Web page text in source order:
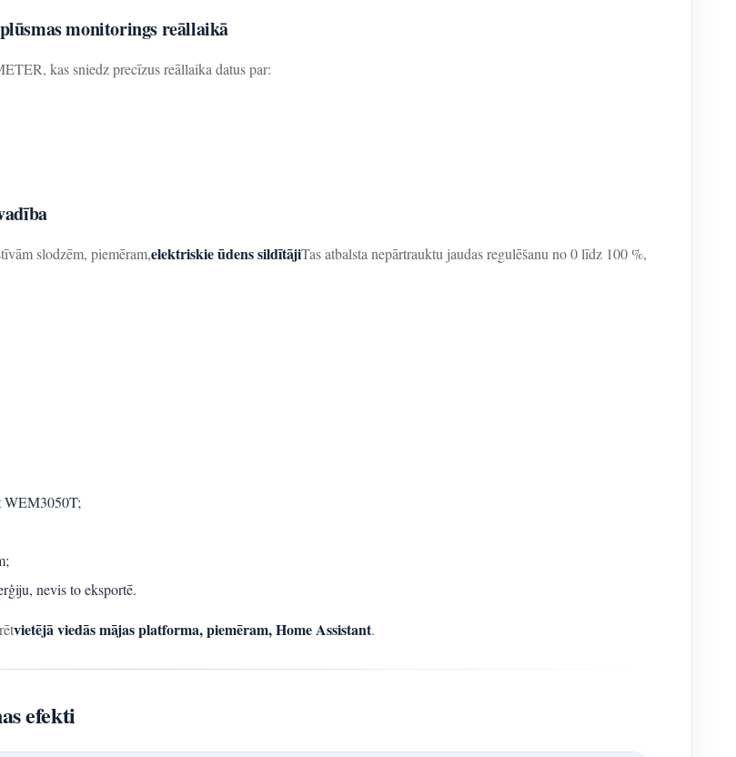
monitorings reāllaikā
kas sniedz precīzus reāllaika datus par:
slodzēm, piemēram,elektriskie ūdens sildītājiTas atbalsta nepārtrauktu jaudas regulēšanu no 0 līdz 100 %,
WEM3050T;
nevis to eksportē.
vietējā viedās mājas platforma, piemēram, Home Assistant.
efekti